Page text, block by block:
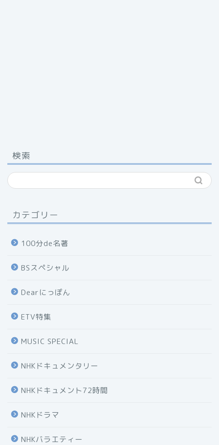
検索
カテゴリー
100分de名著
BSスペシャル
Dearにっぽん
ETV特集
MUSIC SPECIAL
NHKドキュメンタリー
NHKドキュメント72時間
NHKドラマ
NHKバラエティー